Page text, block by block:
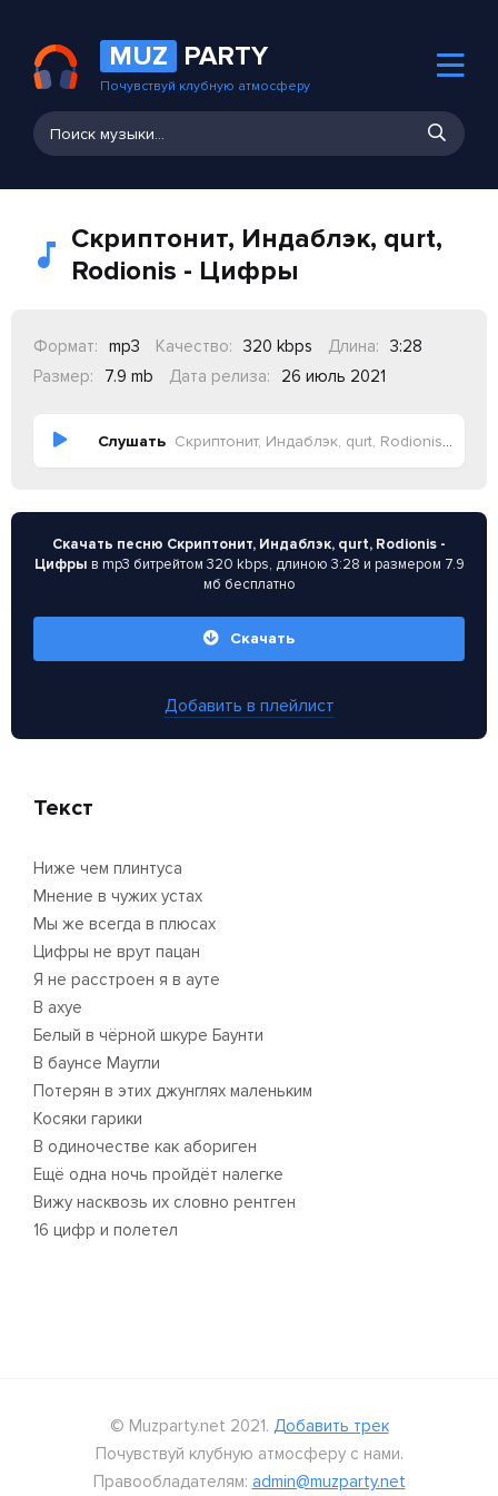
MUZ PARTY
Почувствуй клубную атмосферу
Скриптонит, Индаблэк, qurt,
Rodionis - Цифры
Формат: mp3 Качество: 320 kbps Длина:
3:28
Размер:
7.9 mb Дата релиза: 26 июль 2021
Слушать Скриптонит, Индаблэк, qurt, Rodionis - Цифры
Скачать песню Скриптонит, Индаблэк, qurt, Rodionis -
Цифры в mp3 битрейтом 320 kbps, длиною 3:28 и размером 7.9
мб бесплатно
Скачать
Добавить в плейлист
Текст
Ниже чем плинтуса
Мнение в чужих устах
Мы же всегда в плюсах
Цифры не врут пацан
Я не расстроен я в ауте
В ахуе
Белый в чёрной шкуре Баунти
В баунсе Маугли
Потерян в этих джунглях маленьким
Косяки гарики
В одиночестве как абориген
Ещё одна ночь пройдёт налегке
Вижу насквозь их словно рентген
16 цифр и полетел
© Muzparty.net 2021. Добавить трек
Почувствуй клубную атмосферу с нами.
Правообладателям: admin@muzparty.net